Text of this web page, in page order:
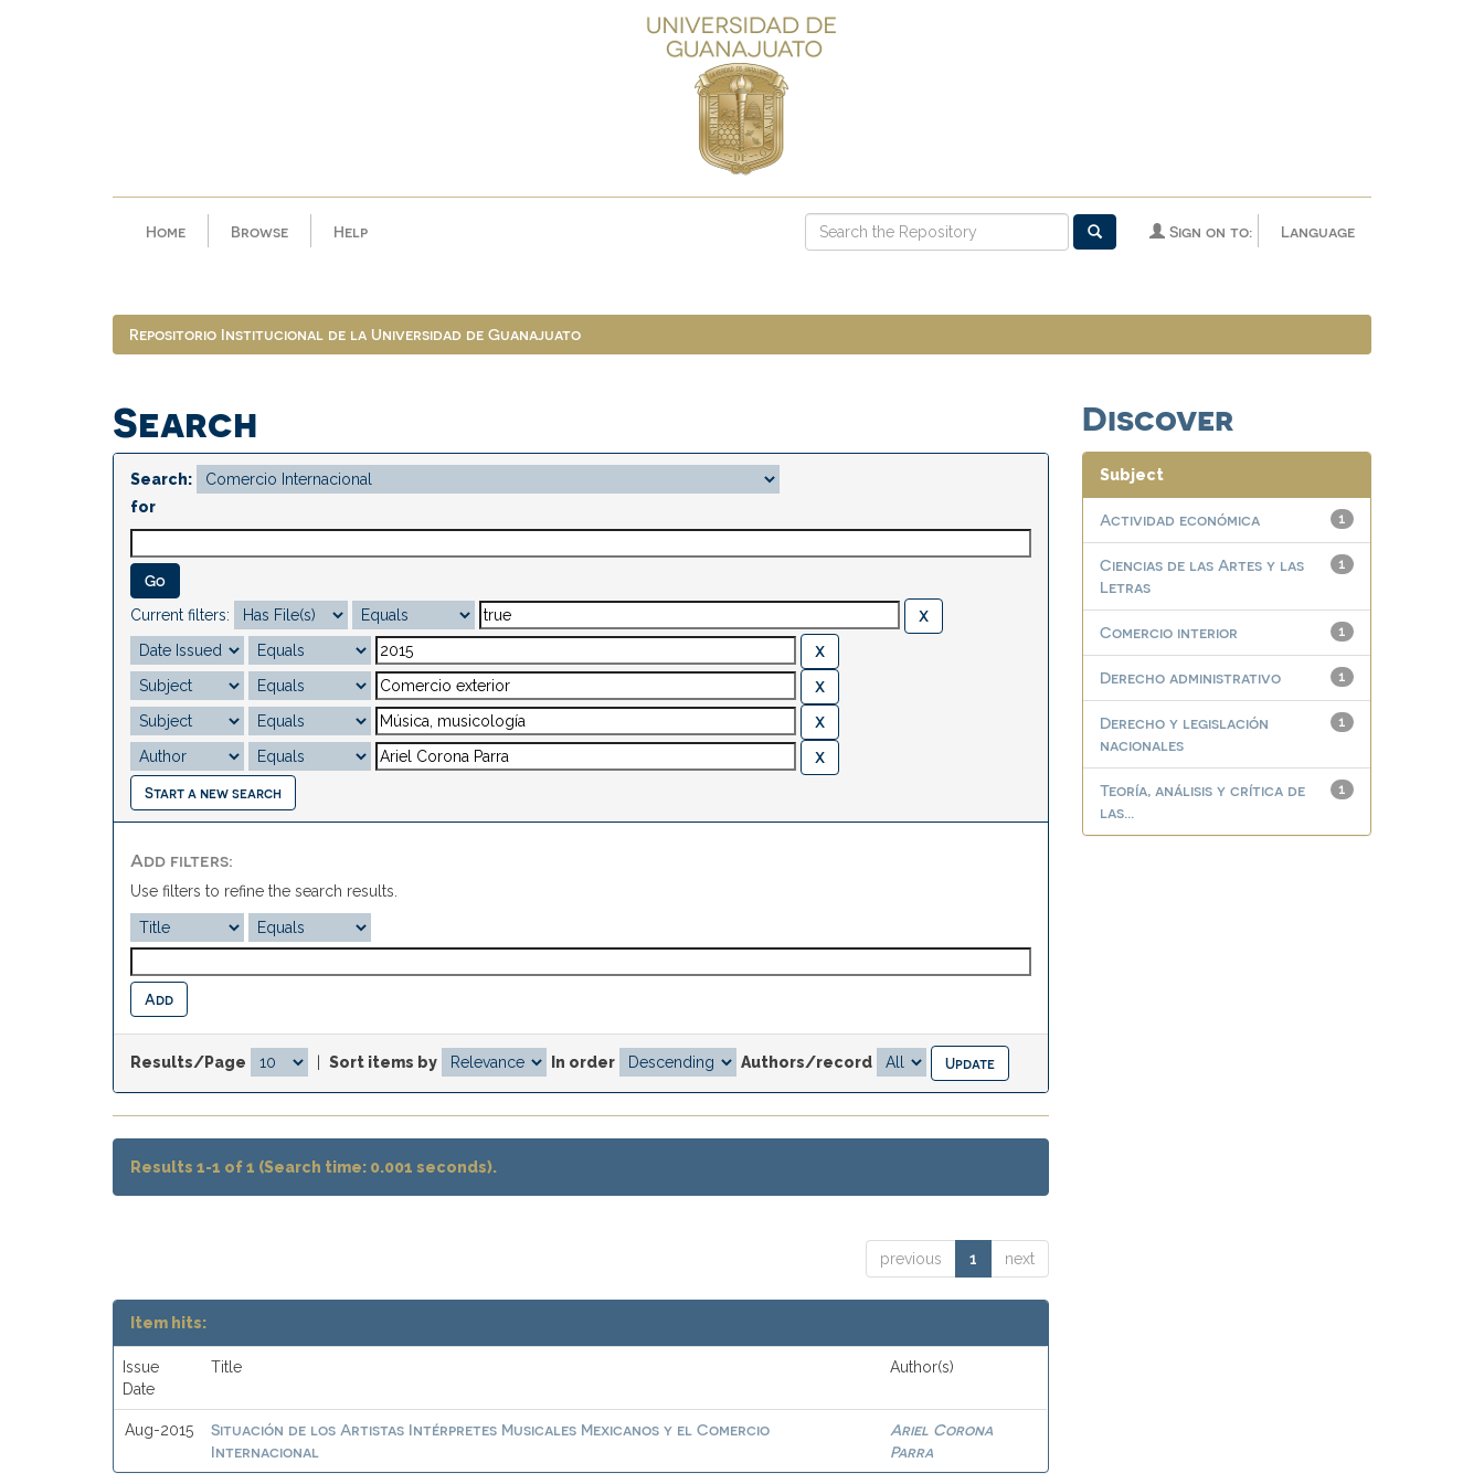
Home Browse Help Language
Sign on to:
Repositorio Institucional de la Universidad de Guanajuato
Search
Search:
for
Current filters:
Start a new search
Add filters:
Use filters to refine the search results.
Results/Page Sort items by In order Authors/record
Results 1-1 of 1 (Search time: 0.001 seconds).
previous 1 next
Item hits:
Issue
Date
Title Author(s)
Aug-2015
Situación de los Artistas Intérpretes Musicales Mexicanos y el Comercio
Internacional
Ariel Corona
Parra
Discover
Subject
1
Actividad económica
1
Ciencias de las Artes y las
Letras
1
Comercio interior
1
Derecho administrativo
1
Derecho y legislación
nacionales
1
Teoría, análisis y crítica de
las...